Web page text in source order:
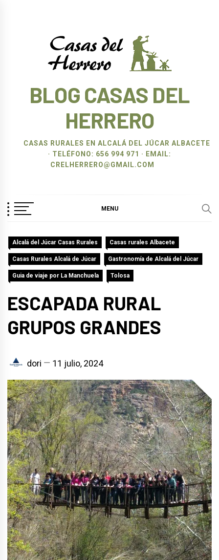
BLOG CASAS DEL
HERRERO
CASAS RURALES EN ALCALÁ DEL JÚCAR ALBACETE
· TELÉFONO: 656 994 971 · EMAIL:
CRELHERRERO@GMAIL.COM
MENU
Alcalá del Júcar Casas Rurales Casas rurales Albacete
Casas Rurales Alcalá de Júcar Gastronomía de Alcalá del Júcar
Guia de viaje por La Manchuela Tolosa
ESCAPADA RURAL
GRUPOS GRANDES
dori 11 julio, 2024